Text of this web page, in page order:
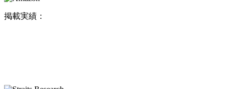
掲載実績：